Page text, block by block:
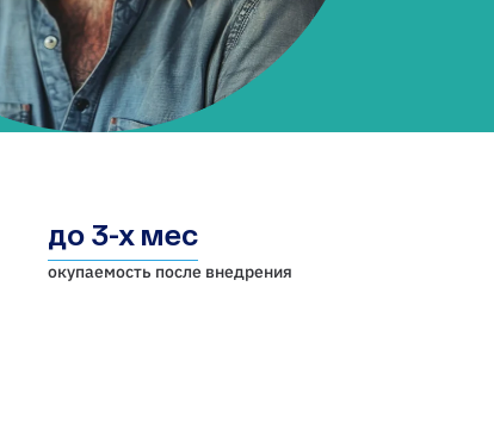
до 3-х мес
окупаемость после внедрения